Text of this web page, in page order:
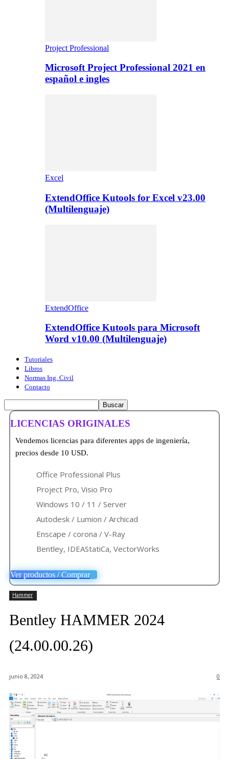
Project Professional
Microsoft Project Professional 2021 en
español e ingles
Excel
ExtendOffice Kutools for Excel v23.00
(Multilenguaje)
ExtendOffice
ExtendOffice Kutools para Microsoft
Word v10.00 (Multilenguaje)
Tutoriales
Libros
Normas Ing. Civil
Contacto
LICENCIAS ORIGINALES
Vendemos licencias para diferentes apps de ingeniería,
precios desde 10 USD.
Office Professional Plus
Project Pro, Visio Pro
Windows 10 / 11 / Server
Autodesk / Lumion / Archicad
Enscape / corona / V-Ray
Bentley, IDEAStatiCa, VectorWorks
Ver productos / Comprar
Hammer
Bentley HAMMER 2024
(24.00.00.26)
junio 8, 2024 0